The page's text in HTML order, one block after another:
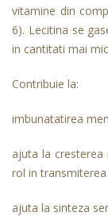
vitamine din
6). Lecitina se
in cantitati mai
Contribuie la:
imbunatatirea
ajuta la cresterea
rol in
ajuta la sinteza